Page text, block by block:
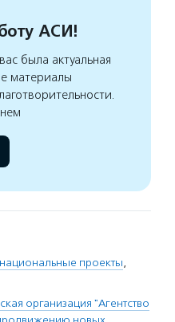
АСИ!
была актуальная
материалы
национальные проекты,
организация "Агентство